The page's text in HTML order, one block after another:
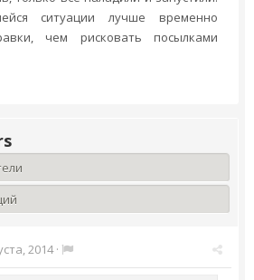
ситуации лучше временно
чем рисковать посылками
2014·